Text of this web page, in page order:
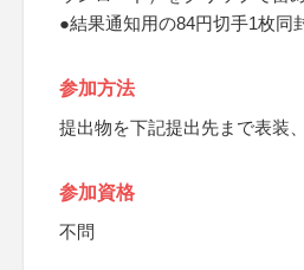
●結果通知用の84円切手1枚同
参加方法
提出物を下記提出先まで表装
参加資格
不問